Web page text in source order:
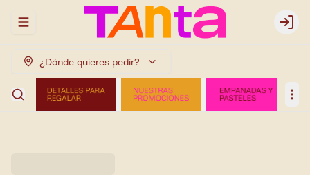
Abrir menu de navegación Login
¿Dónde quieres pedir?